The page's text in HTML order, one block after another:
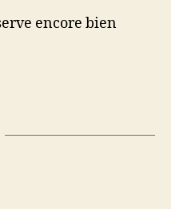
encore bien